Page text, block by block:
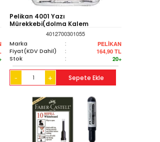
Pelikan 4001 Yazı
Mürekkebi(dolma Kalem
Mürekkebi)siyah 30 Ml
4012700301055
Marka
: PELİKAN
Fiyat(KDV Dahil) : 164,90 TL
Stok : 20+
- + Sepete Ekle